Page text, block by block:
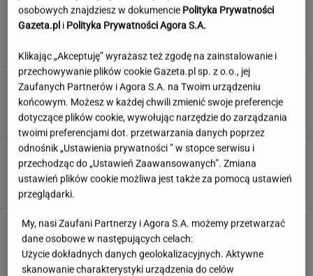
Tajemniczy most na granicy Rosji. Ukraina bije
na alarm
Dostałeś taki list z banku? Lepiej go nie
ignorować
Quiz. Te aktorki znane są na całym świecie.
Kojarzysz ich nazwiska?
To nie droga na skróty. Matka pokazuje, jak
naprawdę wygląda edukacja domowa
MATERIAŁ PROMOCYJNY
osobowych znajdziesz w dokumencie Polityka Prywatności
Gazeta.pl i Polityka Prywatności Agora S.A.
Klikając „Akceptuję” wyrażasz też zgodę na zainstalowanie i
przechowywanie plików cookie Gazeta.pl sp. z o.o., jej
Zaufanych Partnerów i Agora S.A. na Twoim urządzeniu
końcowym. Możesz w każdej chwili zmienić swoje preferencje
dotyczące plików cookie, wywołując narzędzie do zarządzania
twoimi preferencjami dot. przetwarzania danych poprzez
odnośnik „Ustawienia prywatności ” w stopce serwisu i
przechodząc do „Ustawień Zaawansowanych”. Zmiana
ustawień plików cookie możliwa jest także za pomocą ustawień
przeglądarki.
My, nasi Zaufani Partnerzy i Agora S.A. możemy przetwarzać
dane osobowe w następujących celach:
Użycie dokładnych danych geolokalizacyjnych. Aktywne
skanowanie charakterystyki urządzenia do celów